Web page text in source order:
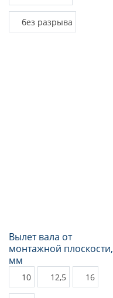
без разрыва
Вылет вала от
монтажной плоскости,
мм
10 12,5 16